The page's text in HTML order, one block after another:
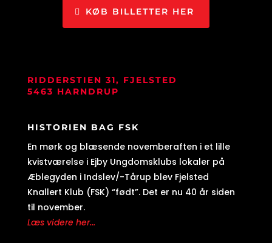
KØB BILLETTER HER
RIDDERSTIEN 31, FJELSTED
5463 HARNDRUP
HISTORIEN BAG FSK
En mørk og blæsende novemberaften i et lille
kvistværelse i Ejby Ungdomsklubs lokaler på
Æblegyden i Indslev/-Tårup blev Fjelsted
Knallert Klub (FSK) “født”. Det er nu 40 år siden
til november.
Læs videre her...